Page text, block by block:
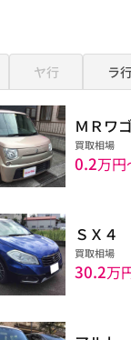
ヤ行 ラ
ＭＲワ
買取相場
0.2万円
ＳＸ４
買取相場
30.2万